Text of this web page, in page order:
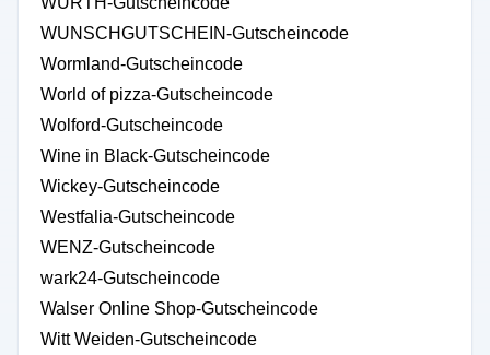
WUNSCHGUTSCHEIN-Gutscheincode
Wormland-Gutscheincode
World of pizza-Gutscheincode
Wolford-Gutscheincode
Wine in Black-Gutscheincode
Wickey-Gutscheincode
Westfalia-Gutscheincode
WENZ-Gutscheincode
wark24-Gutscheincode
Walser Online Shop-Gutscheincode
Witt Weiden-Gutscheincode